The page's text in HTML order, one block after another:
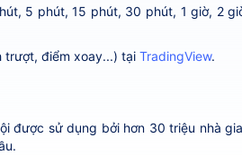
5 phút, 15 phút, 30 phút, 1 giờ, 2
trượt, điểm xoay...) tại TradingView.
được sử dụng bởi hơn 30 triệu nhà